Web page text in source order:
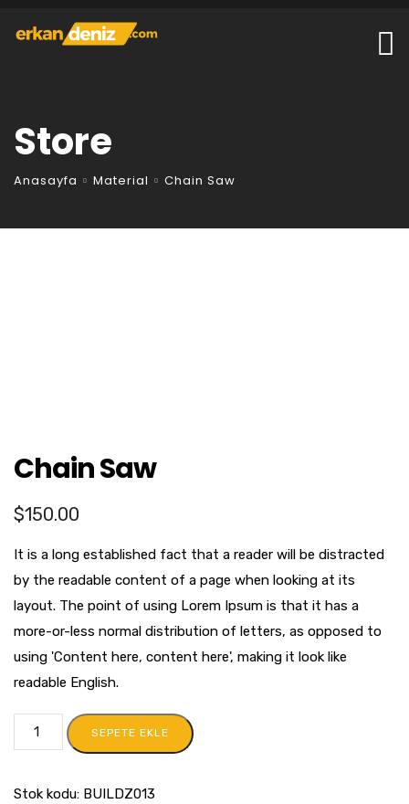
Store
Anasayfa Material Chain Saw
Chain Saw
$150.00
It is a long established fact that a reader will be distracted
by the readable content of a page when looking at its
layout. The point of using Lorem Ipsum is that it has a
more-or-less normal distribution of letters, as opposed to
using 'Content here, content here', making it look like
readable English.
SEPETE EKLE
Stok kodu: BUILDZ013